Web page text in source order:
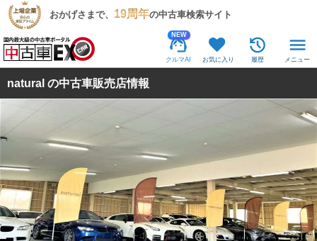
おかげさまで、 19周年の中古車検索サイト
NEW
クルマAI お気に入り 履歴 メニュー
natural の中古車販売店情報